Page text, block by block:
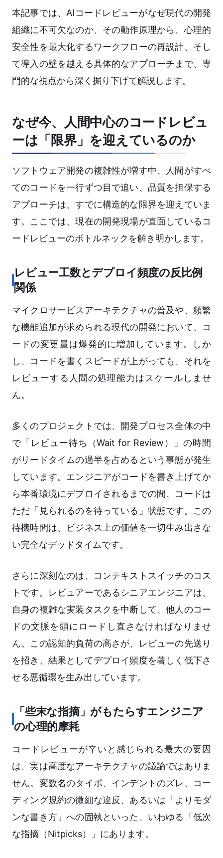
本記事では、AIコードレビューがなぜ現代の開発
組織に不可欠なのか、その動作原理から、心理的
安全性を最大化するワークフローの再設計、そし
て導入の壁を越える具体的なアプローチまで、専
門的な視点から深く掘り下げて解説します。
なぜ今、人間中心のコードレビュ
ーは「限界」を迎えているのか
ソフトウェア開発の複雑性が増す中、人間がすべ
てのコードを一行ずつ目で追い、品質を担保する
アプローチは、すでに構造的な限界を迎えていま
す。ここでは、現在の開発現場が直面しているコ
ードレビューのボトルネックを解き明かします。
レビュー工数とデプロイ頻度の反比例
関係
マイクロサービスアーキテクチャの普及や、頻繁
な機能追加が求められる現代の開発において、コ
ードの変更量は爆発的に増加しています。しか
し、コードを書くスピードが上がっても、それを
レビューする人間の処理能力はスケールしませ
ん。
多くのプロジェクトでは、開発プロセス全体の中
で「レビュー待ち（Wait for Review）」の時間
がリードタイムの過半を占めるという事態が発生
しています。エンジニアがコードを書き上げてか
ら本番環境にデプロイされるまでの間、コードは
ただ「見られるのを待っている」状態です。この
待機時間は、ビジネス上の価値を一切生み出さな
い完全なデッドタイムです。
さらに深刻なのは、コンテキストスイッチのコス
トです。レビュアーであるシニアエンジニアは、
自身の複雑な実装タスクを中断して、他人のコー
ドの文脈を頭にロードし直さなければなりませ
ん。この認知的負荷の高さが、レビューの先送り
を招き、結果としてデプロイ頻度を著しく低下さ
せる悪循環を生み出しています。
「些末な指摘」がもたらすエンジニア
の心理的摩耗
コードレビューが辛いと感じられる最大の要因
は、実は高度なアーキテクチャの議論ではありま
せん。変数名のタイポ、インデントのズレ、コー
ディング規約の微細な違反、あるいは「よりモダ
ンな書き方」への固執といった、いわゆる「低次
な指摘（Nitpicks）」にあります。